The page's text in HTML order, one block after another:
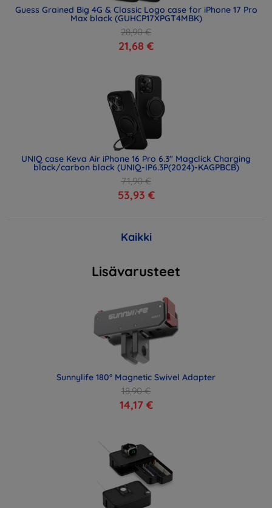
Guess Grained Big 4G & Classic Logo case for iPhone 17 Pro
Max black (GUHCP17XPGT4MBK)
28,90 €
21,68 €
UNIQ case Keva Air iPhone 16 Pro 6.3" Magclick Charging
black/carbon black (UNIQ-IP6.3P(2024)-KAGPBCB)
71,90 €
53,93 €
Kaikki
Lisävarusteet
Sunnylife 180° Magnetic Swivel Adapter
18,90 €
14,17 €